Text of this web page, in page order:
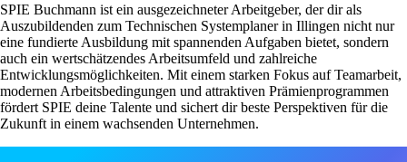
SPIE Buchmann ist ein ausgezeichneter Arbeitgeber, der dir als
Auszubildenden zum Technischen Systemplaner in Illingen nicht nur
eine fundierte Ausbildung mit spannenden Aufgaben bietet, sondern
auch ein wertschätzendes Arbeitsumfeld und zahlreiche
Entwicklungsmöglichkeiten. Mit einem starken Fokus auf Teamarbeit,
modernen Arbeitsbedingungen und attraktiven Prämienprogrammen
fördert SPIE deine Talente und sichert dir beste Perspektiven für die
Zukunft in einem wachsenden Unternehmen.